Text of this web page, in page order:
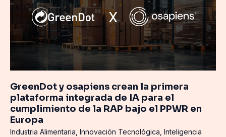
GreenDot y osapiens crean la primera
plataforma integrada de IA para el
cumplimiento de la RAP bajo el PPWR en
Europa
Industria Alimentaria Innovación Tecnológica Inteligencia
crean
primera
plataforma
IA
para
el
cumplimiento
de
la